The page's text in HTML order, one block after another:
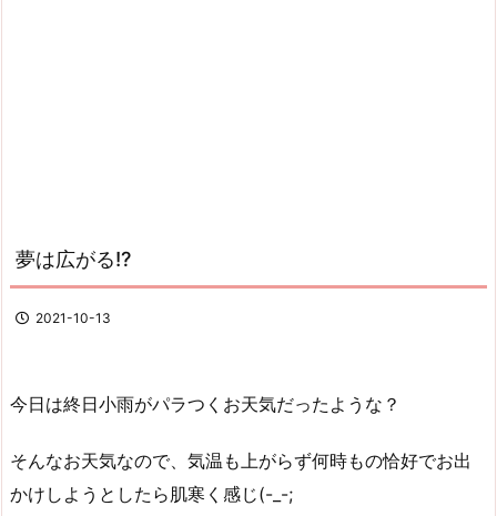
夢は広がる!?
2021-10-13
今日は終日小雨がパラつくお天気だったような？
そんなお天気なので、気温も上がらず何時もの恰好でお出
かけしようとしたら肌寒く感じ(-_-;